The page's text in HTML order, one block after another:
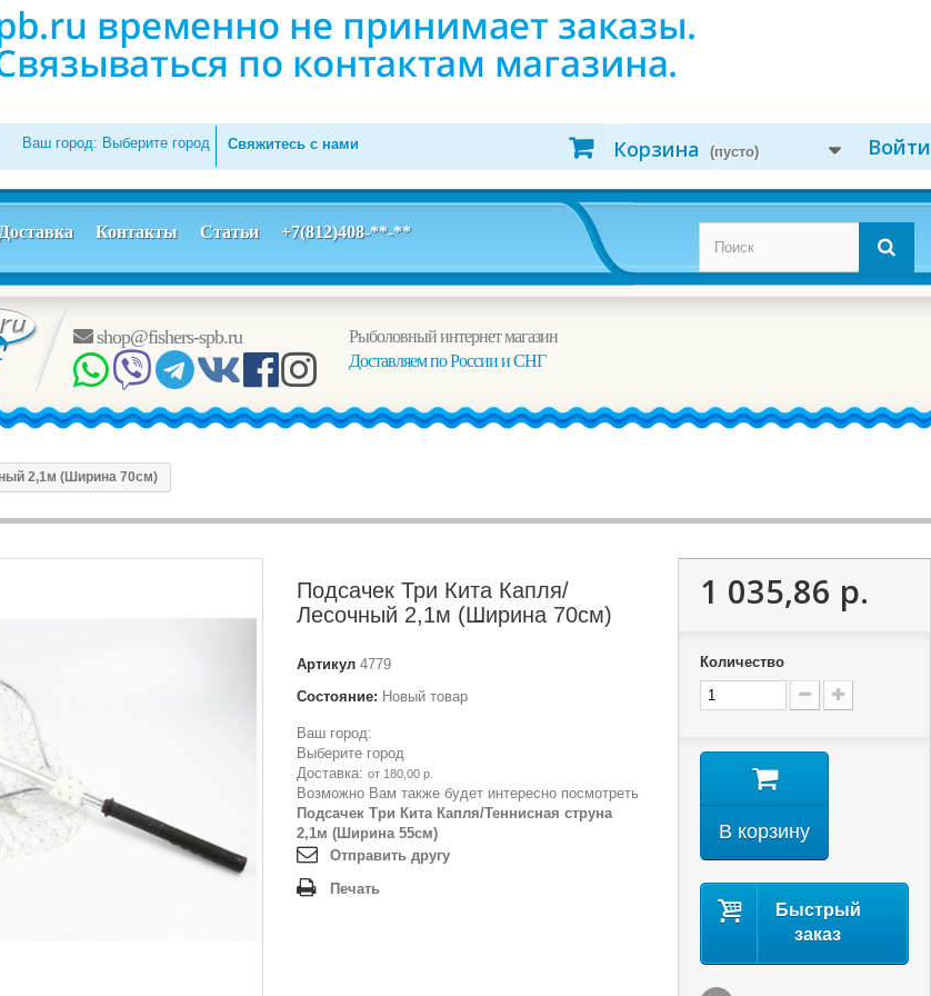
Войти
Корзина (пусто)
Свяжитесь с нами
Ваш город: Выберите город
Доставка Контакты Статьи +7(812)408-**-**
Рыболовный интернет магазин
Доставляем по России и СНГ
shop@fishers-spb.ru
2,1м (Ширина 70см)
Подсачек Три Кита Капля/
Лесочный 2,1м (Ширина 70см)
Артикул 4779
Состояние: Новый товар
Ваш город:
Выберите город
Доставка: от 180,00 р.
Возможно Вам также будет интересно посмотреть
Подсачек Три Кита Капля/Теннисная струна
2,1м (Ширина 55см)
Отправить другу
Печать
1 035,86 р.
Количество
В корзину
Быстрый
заказ